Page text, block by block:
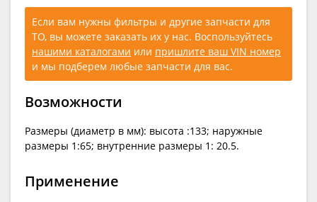
Если вам нужны фильтры и другие запчасти для
ТО, вы можете заказать их у нас. Воспользуйтесь
нашими каталогами или пришлите ваш VIN номер
и мы подберем любые запчасти для вас.
Возможности
Размеры (диаметр в мм): высота :133; наружные
размеры 1:65; внутренние размеры 1: 20.5.
Применение